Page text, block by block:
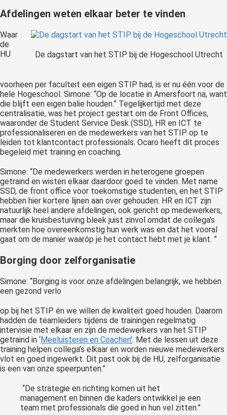
Afdelingen weten elkaar beter te vinden
De dagstart van het STIP bij de Hogeschool Utrecht
Waar
de
HU
voorheen per faculteit een eigen STIP had, is er nu één voor de
hele Hogeschool. Simone: “Op de locatie in Amersfoort na, want
die blijft een eigen balie houden.” Tegelijkertijd met deze
centralisatie, was het project gestart om de Front Offices,
waaronder de Student Service Desk (SSD), HR en ICT te
professionaliseren en de medewerkers van het STIP op te
leiden tot klantcontact professionals. Ocaro heeft dit proces
begeleid met training en coaching.
Simone: “De medewerkers werden in heterogene groepen
getraind en wisten elkaar daardoor goed te vinden. Met name
SSD, de front office voor toekomstige studenten, en het STIP
hebben hier kortere lijnen aan over gehouden. HR en ICT zijn
natuurlijk heel andere afdelingen, ook gericht op medewerkers,
maar die kruisbestuiving bleek juist zinvol omdat de collega’s
merkten hoe overeenkomstig hun werk was en dat het vooral
gaat om de manier waaróp je het contact hebt met je klant. ”
Borging door zelforganisatie
Simone: “Borging is voor onze afdelingen belangrijk, we hebben
een gezond verlo
op bij het STIP én we willen de kwaliteit goed houden. Daarom
hadden de teamleiders tijdens de trainingen regelmatig
intervisie met elkaar en zijn de medewerkers van het STIP
getraind in ‘Meeluisteren en Coachen’. Met de lessen uit deze
training helpen collega’s elkaar en worden nieuwe medewerkers
vlot en goed ingewerkt. Dit past ook bij de HU, zelforganisatie
is een van onze speerpunten.”
“De strategie en richting komen uit het
management en binnen die kaders ontwikkel je een
team met professionals die goed in hun vel zitten.”